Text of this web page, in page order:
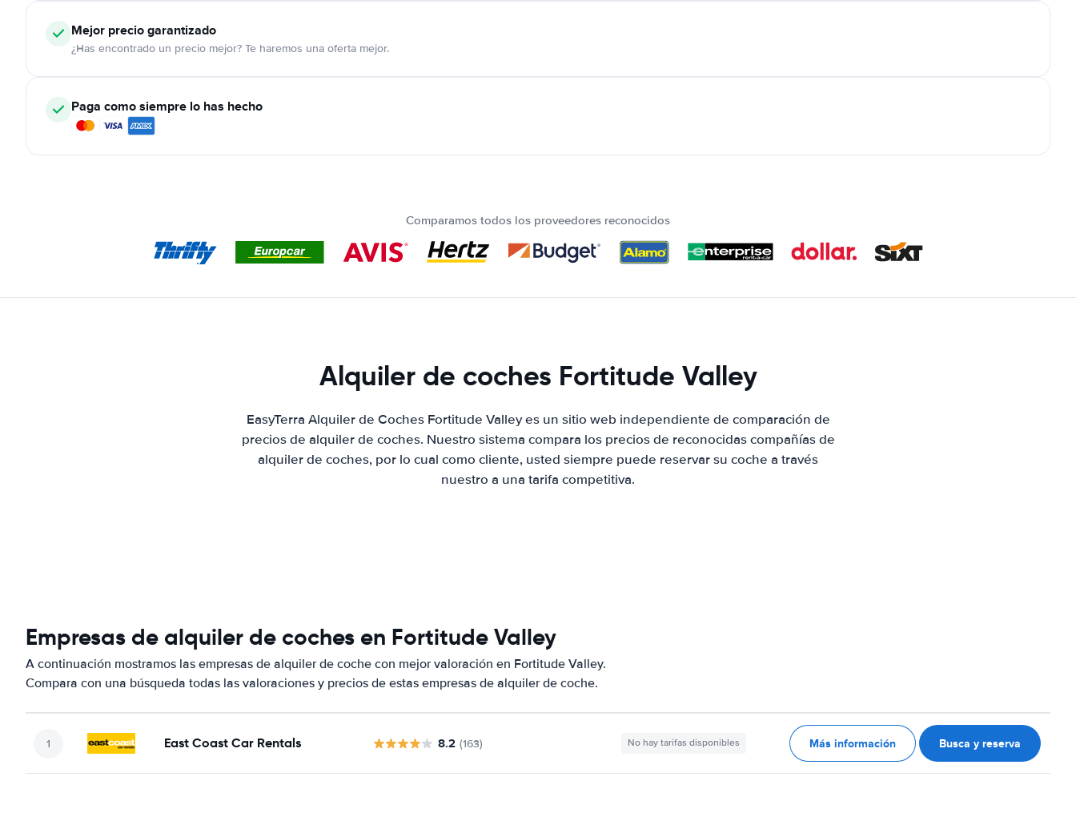
Mejor precio garantizado
¿Has encontrado un precio mejor? Te haremos una oferta mejor.
Paga como siempre lo has hecho
Comparamos todos los proveedores reconocidos
Alquiler de coches Fortitude Valley
EasyTerra Alquiler de Coches Fortitude Valley es un sitio web independiente de comparación de
precios de alquiler de coches. Nuestro sistema compara los precios de reconocidas compañías de
alquiler de coches, por lo cual como cliente, usted siempre puede reservar su coche a través
nuestro a una tarifa competitiva.
Empresas de alquiler de coches en Fortitude Valley
A continuación mostramos las empresas de alquiler de coche con mejor valoración en Fortitude Valley.
Compara con una búsqueda todas las valoraciones y precios de estas empresas de alquiler de coche.
East Coast Car Rentals 8.2 (163) No hay tarifas disponibles Más información Busca y reserva